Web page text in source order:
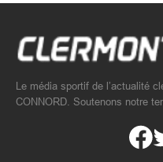
Le média sportif de l’actualité
CONNORD. Soutenons notre